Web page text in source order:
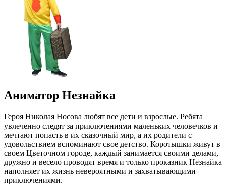
Аниматор Незнайка
Героя Николая Носова любят все дети и взрослые. Ребята
увлеченно следят за приключениями маленьких человечков и
мечтают попасть в их сказочный мир, а их родители с
удовольствием вспоминают свое детство. Коротышки живут в
своем Цветочном городе, каждый занимается своими делами,
дружно и весело проводят время и только проказник Незнайка
наполняет их жизнь невероятными и захватывающими
приключениями.